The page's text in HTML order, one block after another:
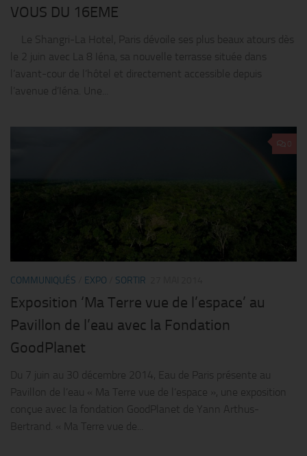
VOUS DU 16EME
Le Shangri-La Hotel, Paris dévoile ses plus beaux atours dès
le 2 juin avec La 8 Iéna, sa nouvelle terrasse située dans
l’avant-cour de l’hôtel et directement accessible depuis
l’avenue d’Iéna. Une...
COMMUNIQUÉS EXPO SORTIR
Exposition ‘Ma Terre vue de l’espace’ au
Pavillon de l’eau avec la Fondation
GoodPlanet
Du 7 juin au 30 décembre 2014, Eau de Paris présente au
Pavillon de l’eau « Ma Terre vue de l’espace », une exposition
conçue avec la fondation GoodPlanet de Yann Arthus-
Bertrand. « Ma Terre vue de...